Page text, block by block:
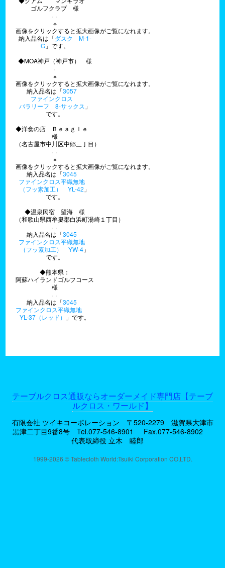
ゴルフクラブ 様
※
画像をクリックすると拡大画像がご覧になれます。
納入品名は「ダスク M-1-
G」です。
◆MOA神戸（神戸市） 様
※
画像をクリックすると拡大画像がご覧になれます。
納入品名は「3057
ファインクロス
バラリーフ 8-サックス 」
です。
◆洋食の店 Ｂｅａｇｌｅ
様
（名古屋市中川区中郷三丁目）
※
画像をクリックすると拡大画像がご覧になれます。
納入品名は「3045
ファインクロス平織無地
（フッ素加工） YL-42 」
です。
◆温泉民宿 望海 様
（和歌山県西牟婁郡白浜町湯崎１丁目）
納入品名は「3045
ファインクロス平織無地
（フッ素加工） YW-4 」
です。
◆熊本県：
阿蘇ハイランドゴルフコース
様
納入品名は「3045
ファインクロス平織無地
YL-37（レッド）
」です。
テーブルクロス通販ならオーダーメイド専門店【テーブ
ルクロス・ワールド】
有限会社 ツイキコーポレーション 〒520-2279 滋賀県大津市
黒津二丁目9番8号 Tel.077-546-8901
Fax.077-546-8902
代表取締役 立木 睦郎
1999-2026 © Tablecloth World:Tsuiki Corporation CO,LTD.